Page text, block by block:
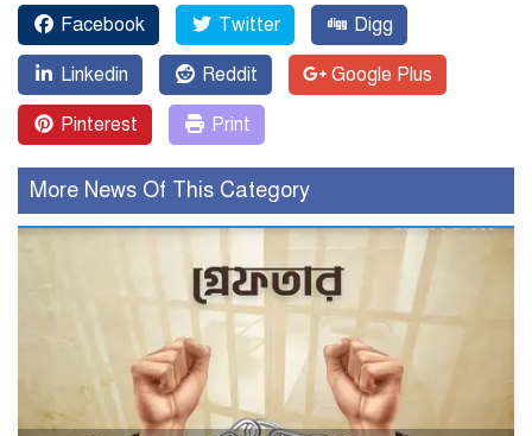
Facebook Twitter Digg
Linkedin Reddit Google Plus
Pinterest Print
More News Of This Category